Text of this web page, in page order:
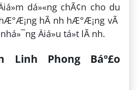
dá»«ng chÃ¢n cho du
hÃ nh hÆ°Æ¡ng vÃ
Äiá»u tá»t lÃ nh.
Linh Phong Báº£o